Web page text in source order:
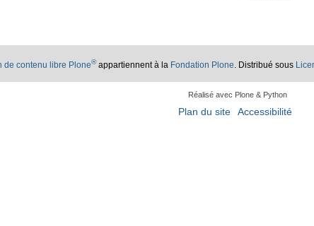
de contenu libre Plone®appartiennent à la Fondation Plone. Distribué sous
Réalisé avec Plone & Python
Plan du site Accessibilité